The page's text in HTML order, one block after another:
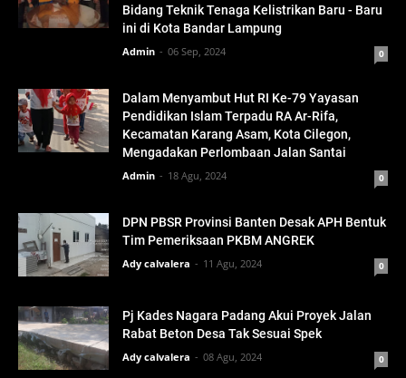
Bidang Teknik Tenaga Kelistrikan Baru - Baru
ini di Kota Bandar Lampung
Admin 06 Sep, 2024 0
Dalam Menyambut Hut RI Ke-79 Yayasan
Pendidikan Islam Terpadu RA Ar-Rifa,
Kecamatan Karang Asam, Kota Cilegon,
Mengadakan Perlombaan Jalan Santai
Admin 18 Agu, 2024 0
DPN PBSR Provinsi Banten Desak APH Bentuk
Tim Pemeriksaan PKBM ANGREK
Ady calvalera 11 Agu, 2024 0
Pj Kades Nagara Padang Akui Proyek Jalan
Rabat Beton Desa Tak Sesuai Spek
Ady calvalera 08 Agu, 2024 0